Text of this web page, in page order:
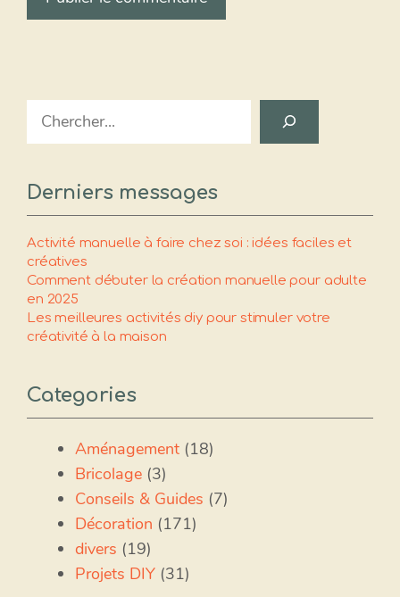
Search
Derniers messages
Activité manuelle à faire chez soi : idées faciles et
créatives
Comment débuter la création manuelle pour adulte
en 2025
Les meilleures activités diy pour stimuler votre
créativité à la maison
Categories
Aménagement (18)
Bricolage (3)
Conseils & Guides (7)
Décoration (171)
divers (19)
Projets DIY (31)